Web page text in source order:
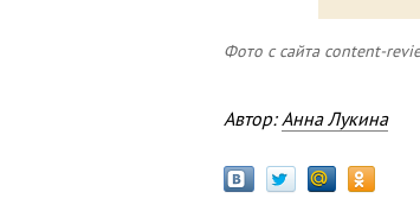
Фото с сайта content-
Автор:Анна Лукина